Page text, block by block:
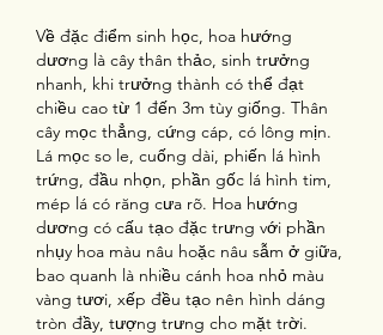
Về đặc điểm sinh học, hoa hướng
dương là cây thân thảo, sinh trưởng
nhanh, khi trưởng thành có thể đạt
chiều cao từ 1 đến 3m tùy giống. Thân
cây mọc thẳng, cứng cáp, có lông mịn.
Lá mọc so le, cuống dài, phiến lá hình
trứng, đầu nhọn, phần gốc lá hình tim,
mép lá có răng cưa rõ. Hoa hướng
dương có cấu tạo đặc trưng với phần
nhụy hoa màu nâu hoặc nâu sẫm ở giữa,
bao quanh là nhiều cánh hoa nhỏ màu
vàng tươi, xếp đều tạo nên hình dáng
tròn đầy, tượng trưng cho mặt trời.